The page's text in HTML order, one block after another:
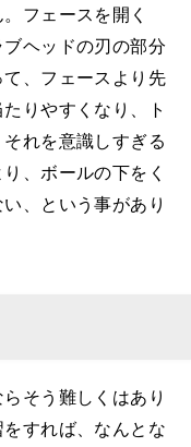
フェースを開く
ヘッドの刃の部分
、フェースより先
りやすくなり、ト
れを意識しすぎる
、ボールの下をく
、という事があり
そう難しくはあり
すれば、なんとな